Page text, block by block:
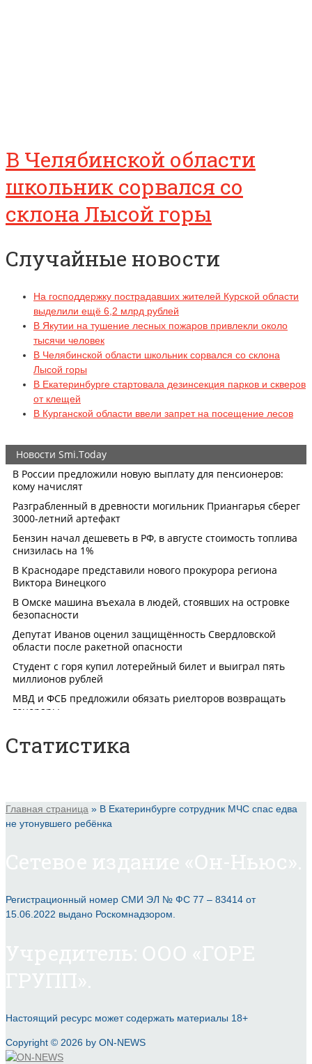
В Челябинской области
школьник сорвался со
склона Лысой горы
Случайные новости
На господдержку пострадавших жителей Курской области
выделили ещё 6,2 млрд рублей
В Якутии на тушение лесных пожаров привлекли около
тысячи человек
В Челябинской области школьник сорвался со склона
Лысой горы
В Екатеринбурге стартовала дезинсекция парков и скверов
от клещей
В Курганской области ввели запрет на посещение лесов
Статистика
Главная страница » В Екатеринбурге сотрудник МЧС спас едва
не утонувшего ребёнка
Регистрационный номер СМИ ЭЛ № ФС 77 – 83414 от
15.06.2022 выдано Роскомнадзором.
Настоящий ресурс может содержать материалы 18+
Copyright © 2026 by ON-NEWS